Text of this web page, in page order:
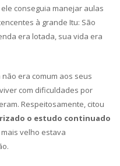
conseguia manejar aulas
à grande Itu: São
era lotada, sua vida era
era comum aos seus
com dificuldades por
Respeitosamente, citou
o estudo continuado
velho estava